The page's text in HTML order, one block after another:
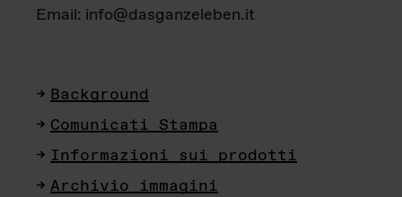
Email: info@dasganzeleben.it
Background
Comunicati Stampa
Informazioni sui prodotti
Archivio immagini